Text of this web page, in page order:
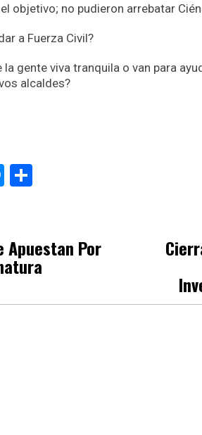
objetivo; no pudieron arrebatar
a Fuerza Civil?
la gente viva tranquila o van para
alcaldes?
Messenger
Apuestan Por